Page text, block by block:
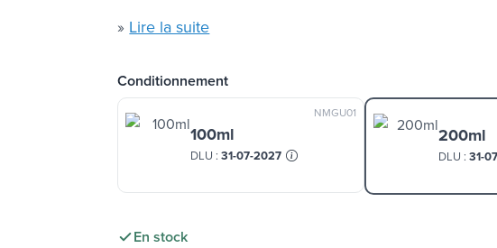
» Lire la suite
Conditionnement
NMGU01
100ml
DLU :31-07-2027
200ml
DLU :31-
En stock